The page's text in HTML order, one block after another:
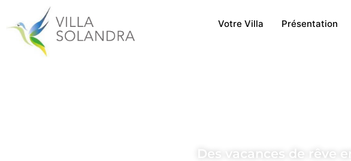
Votre Villa Présentation
Des vacances de rêve